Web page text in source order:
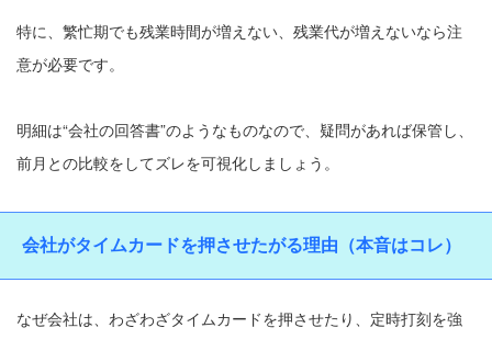
特に、繁忙期でも残業時間が増えない、残業代が増えないなら注
意が必要です。
明細は“会社の回答書”のようなものなので、疑問があれば保管し、
前月との比較をしてズレを可視化しましょう。
会社がタイムカードを押させたがる理由（本音はコレ）
なぜ会社は、わざわざタイムカードを押させたり、定時打刻を強